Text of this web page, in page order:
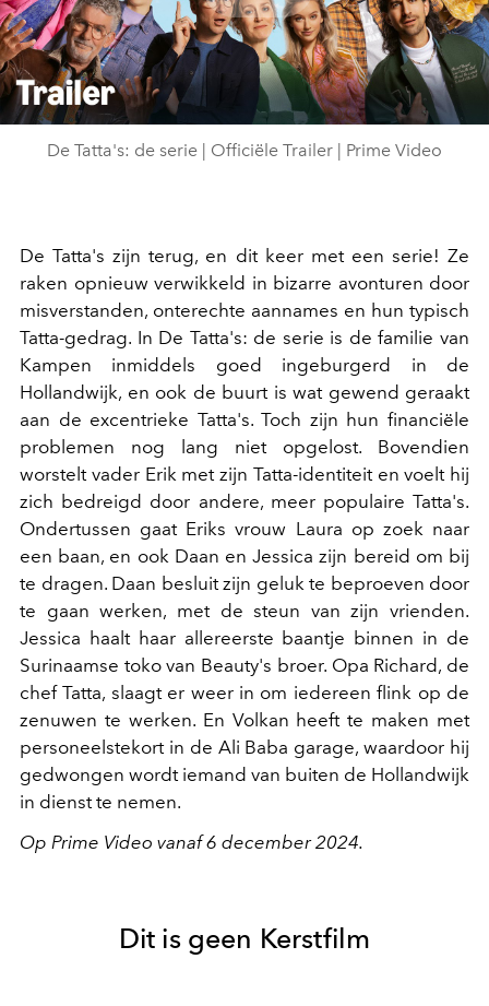
Play
Video
De Tatta's: de serie | Officiële Trailer | Prime Video
De Tatta's zijn terug, en dit keer met een serie! Ze
raken opnieuw verwikkeld in bizarre avonturen door
misverstanden, onterechte aannames en hun typisch
Tatta-gedrag. In De Tatta's: de serie is de familie van
Kampen inmiddels goed ingeburgerd in de
Hollandwijk, en ook de buurt is wat gewend geraakt
aan de excentrieke Tatta's. Toch zijn hun financiële
problemen nog lang niet opgelost. Bovendien
worstelt vader Erik met zijn Tatta-identiteit en voelt hij
zich bedreigd door andere, meer populaire Tatta's.
Ondertussen gaat Eriks vrouw Laura op zoek naar
een baan, en ook Daan en Jessica zijn bereid om bij
te dragen. Daan besluit zijn geluk te beproeven door
te gaan werken, met de steun van zijn vrienden.
Jessica haalt haar allereerste baantje binnen in de
Surinaamse toko van Beauty's broer. Opa Richard, de
chef Tatta, slaagt er weer in om iedereen flink op de
zenuwen te werken. En Volkan heeft te maken met
personeelstekort in de Ali Baba garage, waardoor hij
gedwongen wordt iemand van buiten de Hollandwijk
in dienst te nemen.
Op Prime Video vanaf 6 december 2024.
Dit is geen Kerstfilm